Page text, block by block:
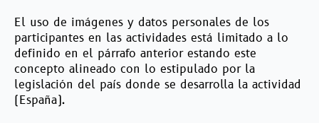
El uso de imágenes y datos personales de los
participantes en las actividades está limitado a lo
definido en el párrafo anterior estando este
concepto alineado con lo estipulado por la
legislación del país donde se desarrolla la actividad
(España).